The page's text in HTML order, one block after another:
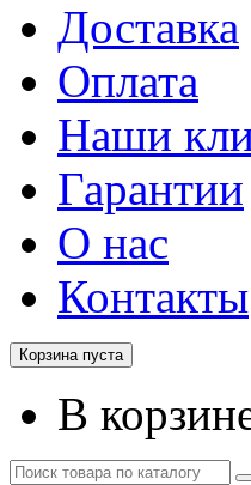
Доставка
Оплата
Наши
Гарантии
О нас
Контакты
Корзина пуста
В